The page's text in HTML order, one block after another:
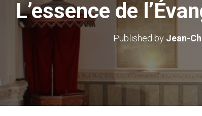
L’essence de
Published by Jean-